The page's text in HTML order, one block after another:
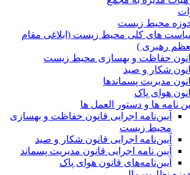
حوزه محیط زیست
ﻫﺎی ﮐﻠﯽ ﻣﺤﯿﻂ زﯾﺴﺖ (ابلاغی مقام
رهبری )
حفاظت و بهسازی محیط زیست
شکار و صید
مدیریت پسماندها
هوای پاک
نامه ها و دستور العمل ها
آیین‌نامه اجرایی قانون حفاظت و بهسازی
محیط زیست
آیین‌نامه اجرایی قانون شکار و صید
آیین نامه اجرایی قانون مدیریت پسماند
آیین‌نامه‌های قانون هوای پاک